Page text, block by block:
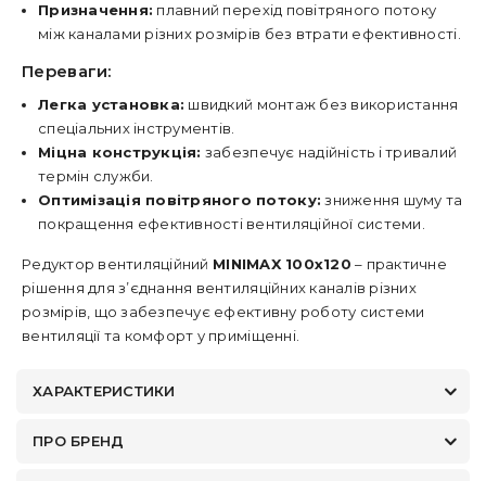
Призначення: плавний перехід повітряного потоку
між каналами різних розмірів без втрати ефективності.
Переваги:
Легка установка: швидкий монтаж без використання
спеціальних інструментів.
Міцна конструкція: забезпечує надійність і тривалий
термін служби.
Оптимізація повітряного потоку: зниження шуму та
покращення ефективності вентиляційної системи.
Редуктор вентиляційний MINIMAX 100х120 – практичне
рішення для з’єднання вентиляційних каналів різних
розмірів, що забезпечує ефективну роботу системи
вентиляції та комфорт у приміщенні.
ХАРАКТЕРИСТИКИ
ПРО БРЕНД